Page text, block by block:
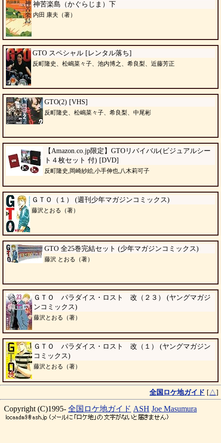
神苦楽島（かぐらじま）下
内田 康夫（著）
GTO スペシャル [レンタル落ち]
反町隆史、松嶋菜々子、池内博之、希良梨、近藤芳正
GTO(2) [VHS]
反町隆史、松嶋菜々子、希良梨、中尾彬
【Amazon.co.jp限定】GTOリバイバル(ビジュアルシー
ト４枚セット 付) [DVD]
反町隆史,岡崎紗絵,小手伸也,八木莉可子
ＧＴＯ（１） (週刊少年マガジンコミックス)
藤沢とおる（著）
GTO 全25巻完結セット (少年マガジンコミックス)
藤沢 とおる（著）
ＧＴＯ パラダイス・ロスト 改（２３） (ヤングマガジ
ンコミックス)
藤沢とおる（著）
ＧＴＯ パラダイス・ロスト 改（１） (ヤングマガジン
コミックス)
藤沢とおる（著）
全国ロケ地ガイド [△]
Copyright (C)1995- 全国ロケ地ガイド ASH Joe Masumura